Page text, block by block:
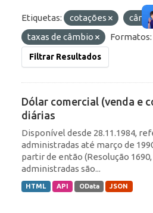
Etiquetas: cotações
taxas de câmbio
Formatos:
Filtrar Resultados
Dólar comercial (venda e
diárias
Disponível desde 28.11.1984,
administradas até março de
partir de então (Resolução 1690,
administradas são...
HTML API OData JSON